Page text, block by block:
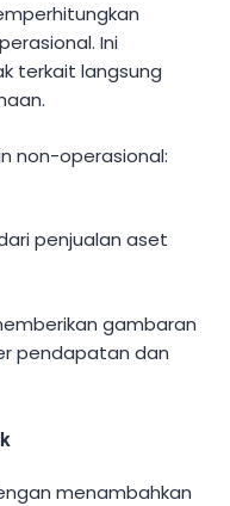
Ini
terkait langsung
non-operasional:
penjualan aset
gambaran
pendapatan dan
menambahkan